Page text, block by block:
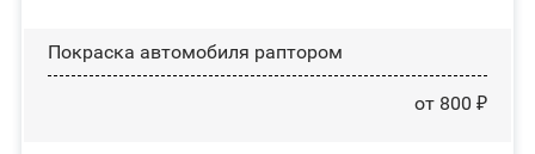
Покраска автомобиля раптором
от 800 ₽